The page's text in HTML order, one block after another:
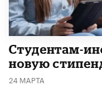
Студентам-
новую
24 МАРТА